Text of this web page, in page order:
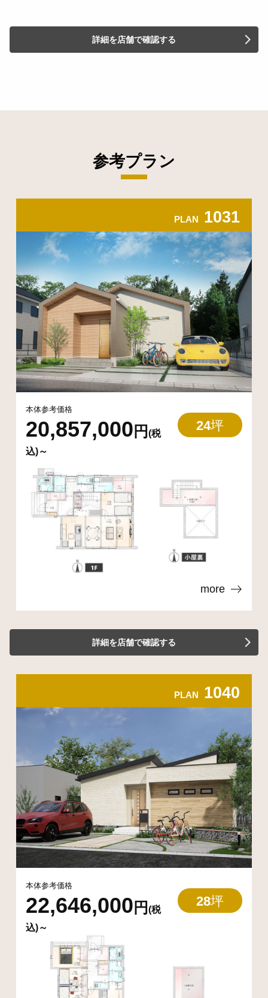
詳細を店舗で確認する
参考プラン
PLAN 1031
本体参考価格
20,857,000​ 円 (税
込)～
24坪
more
詳細を店舗で確認する
PLAN 1040
本体参考価格
22,646,000 円 (税
込)～
28坪